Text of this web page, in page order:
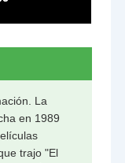
La
en 1989
trajo "El